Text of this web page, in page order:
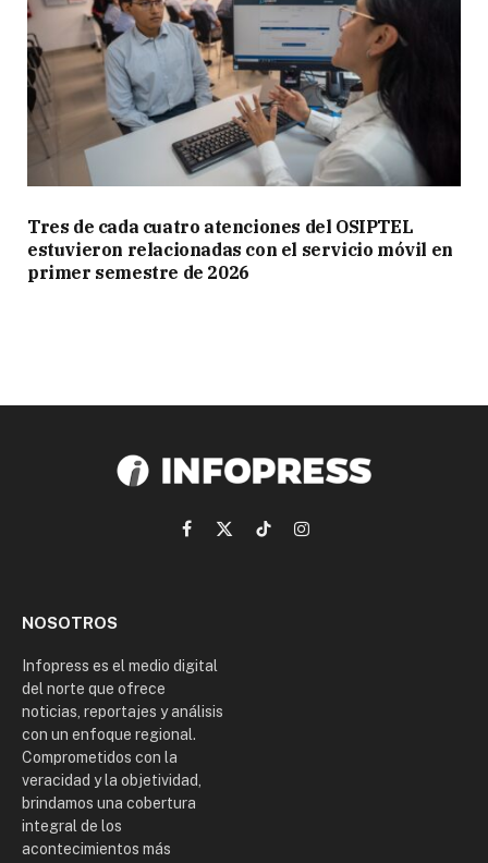
Tres de cada cuatro atenciones del OSIPTEL
estuvieron relacionadas con el servicio móvil en
primer semestre de 2026
Facebook
X
TikTokInstagram
NOSOTROS
Infopress es el medio digital
del norte que ofrece
noticias, reportajes y análisis
con un enfoque regional.
Comprometidos con la
veracidad y la objetividad,
brindamos una cobertura
integral de los
acontecimientos más